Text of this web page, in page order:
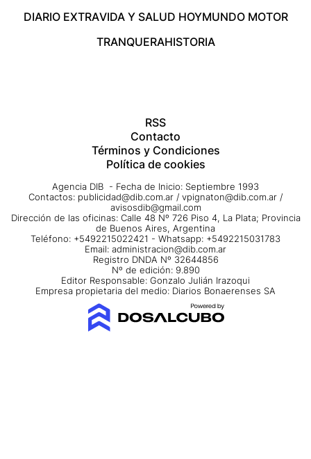
DIARIO EXTRAVIDA Y SALUD HOYMUNDO MOTOR
TRANQUERAHISTORIA
RSS
Contacto
Términos y Condiciones
Política de cookies
Agencia DIB - Fecha de Inicio: Septiembre 1993
Contactos: publicidad@dib.com.ar / vpignaton@dib.com.ar /
avisosdib@gmail.com
Dirección de las oficinas: Calle 48 Nº 726 Piso 4, La Plata; Provincia
de Buenos Aires, Argentina
Teléfono: +5492215022421 - Whatsapp: +5492215031783
Email: administracion@dib.com.ar
Registro DNDA Nº 32644856
Nº de edición: 9.890
Editor Responsable: Gonzalo Julián Irazoqui
Empresa propietaria del medio: Diarios Bonaerenses SA